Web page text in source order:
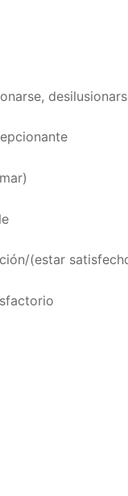
(estar